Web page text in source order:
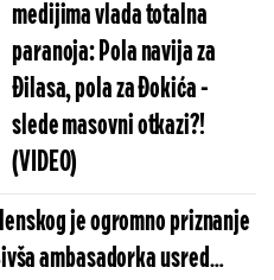
medijima vlada totalna
paranoja: Pola navija za
Đilasa, pola za Đokića -
slede masovni otkazi?!
(VIDEO)
je ogromno priznanje
ambasadorka usred